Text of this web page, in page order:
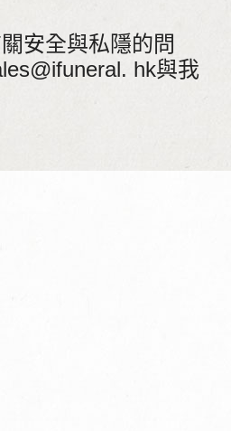
安全與私隱的問
hk與我